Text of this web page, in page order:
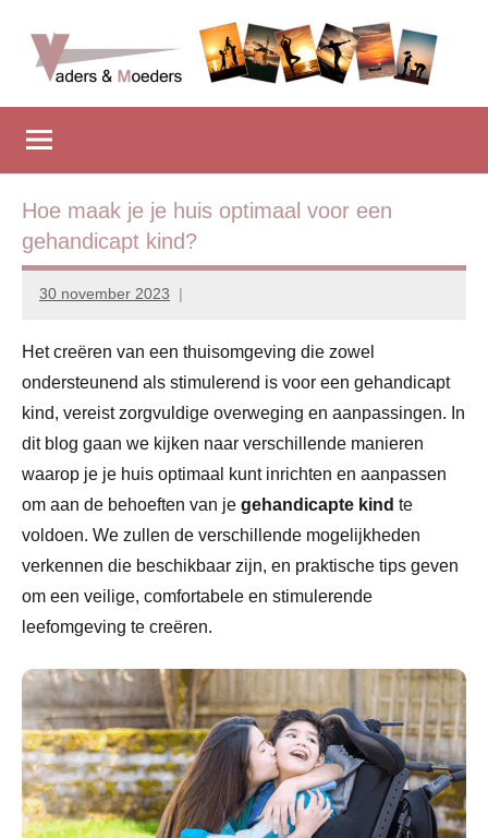
inhoud
springen
Vadersenmoeders
iedereen
wel
eens
hulp
gebruiken
Hoe maak je je huis optimaal voor een
gehandicapt kind?
30 november 2023
Marion
Het creëren van een thuisomgeving die zowel
ondersteunend als stimulerend is voor een gehandicapt
kind, vereist zorgvuldige overweging en aanpassingen. In
dit blog gaan we kijken naar verschillende manieren
waarop je je huis optimaal kunt inrichten en aanpassen
om aan de behoeften van je gehandicapte kind te
voldoen. We zullen de verschillende mogelijkheden
verkennen die beschikbaar zijn, en praktische tips geven
om een veilige, comfortabele en stimulerende
leefomgeving te creëren.